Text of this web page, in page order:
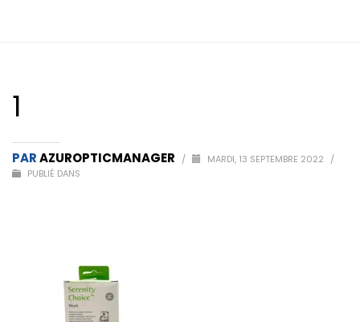
1
PARAZUROPTICMANAGER / MARDI, 13 SEPTEMBRE 2022
/
PUBLIÉ DANS